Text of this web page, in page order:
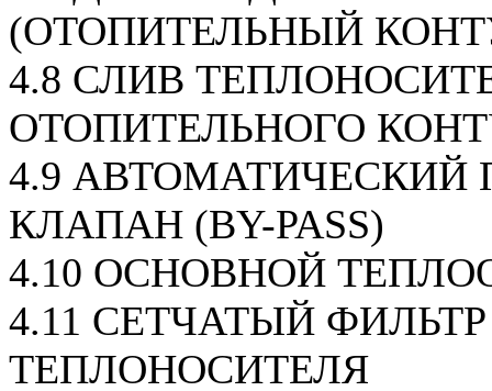
(ОТОПИТЕЛЬНЫЙ
4.8 СЛИВ
ОТОПИТЕЛЬНОГО
4.9 АВТОМАТИЧЕСКИЙ
КЛАПАН (BY-PASS)
4.10 ОСНОВНОЙ
4.11 СЕТЧАТЫЙ ФИЛЬТР
ТЕПЛОНОСИТЕЛЯ